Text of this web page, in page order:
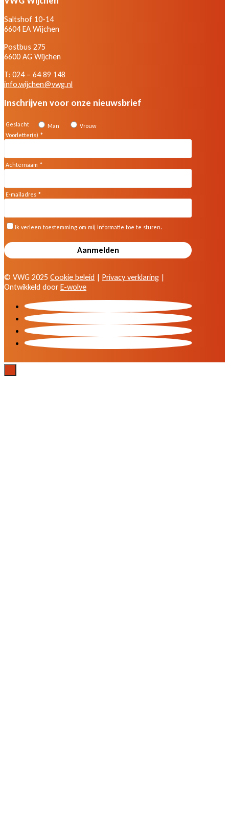
Saltshof 10-14
6604 EA Wijchen
Postbus 275
6600 AG Wijchen
T: 024 – 64 89 148
info.wijchen@vwg.nl
Inschrijven voor onze nieuwsbrief
© VWG 2025 Cookie beleid | Privacy verklaring |
Ontwikkeld door E-wolve